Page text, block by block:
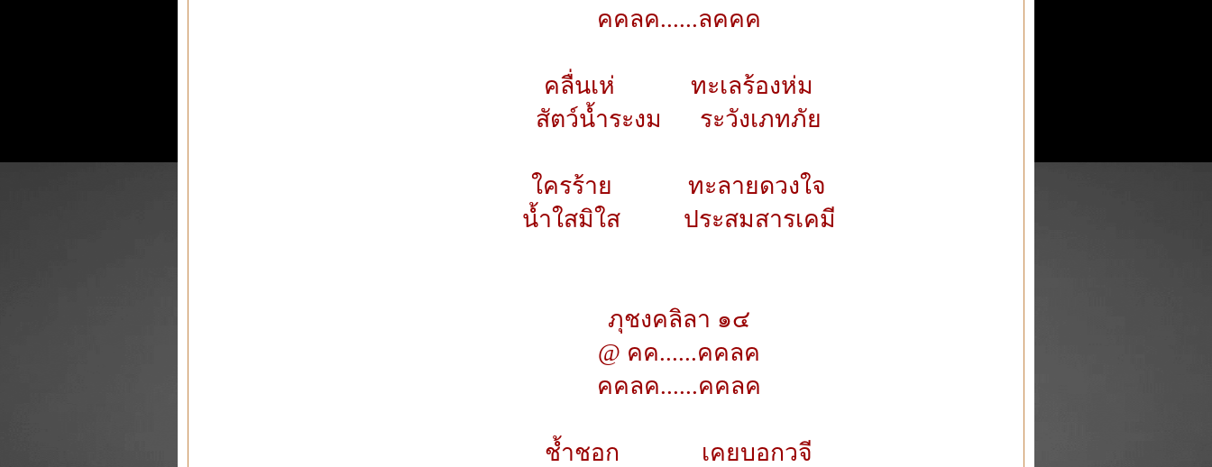
คคลค......ลคคค
คลื่นเห่ ทะเลร้องห่ม
สัตว์น้ำระงม ระวังเภทภัย
ใครร้าย ทะลายดวงใจ
น้ำใสมิใส ประสมสารเคมี
ภุชงคลิลา ๑๔
@ คค......คคลค
คคลค......คคลค
ช้ำชอก เคยบอกวจี